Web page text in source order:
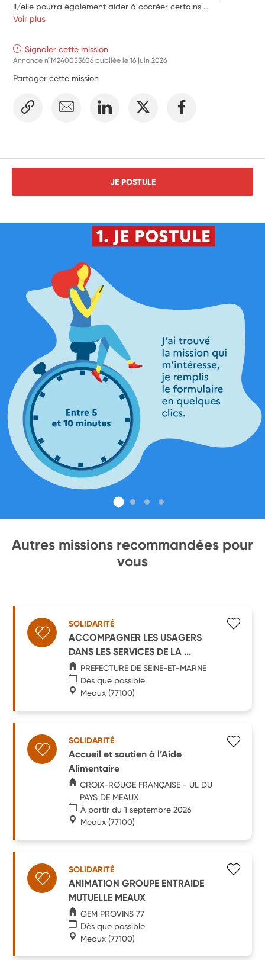
Il/elle pourra également aider à cocréer certains
aménagements de l'espace friperie et recyclerie pour la mise
à tenir les espaces rangés et accueillants.
Voir plus
Signaler cette mission
Annonce n°M240053606 publiée le16 juin 2026
Partager cette mission
JE POSTULE
Autres missions recommandées pour
vous
SOLIDARITÉ
ACCOMPAGNER LES USAGERS
DANS LES SERVICES DE LA ...
PREFECTURE DE SEINE-ET-MARNE
Dès que possible
Meaux (77100)
SOLIDARITÉ
Accueil et soutien à l’Aide
Alimentaire
CROIX-ROUGE FRANÇAISE - UL DU
PAYS DE MEAUX
À partir du 1 septembre 2026
Meaux (77100)
SOLIDARITÉ
ANIMATION GROUPE ENTRAIDE
MUTUELLE MEAUX
GEM PROVINS 77
Dès que possible
Meaux (77100)